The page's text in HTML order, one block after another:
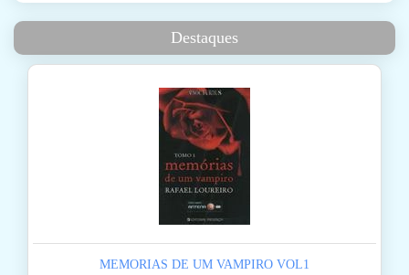
Destaques
MEMORIAS DE UM VAMPIRO VOL1